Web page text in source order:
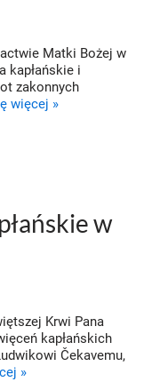
Matki Bożej w
kapłańskie i
zakonnych
więcej »
w
Krwi Pana
kapłańskich
Čekavemu,
»